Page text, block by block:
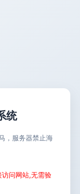
统
，服务器禁止海
问网站,无需验